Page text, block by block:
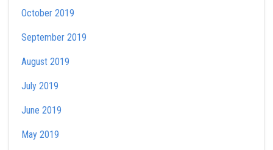
October 2019
September 2019
August 2019
July 2019
June 2019
May 2019